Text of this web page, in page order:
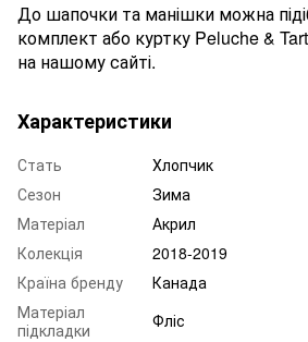
До шапочки та манішки можна
комплект або куртку Peluche &
на нашому сайті.
Характеристики
Стать
Хлопчик
Сезон
Зима
Матеріал
Акрил
Колекція
2018-2019
Країна бренду
Канада
Матеріал
підкладки
Фліс